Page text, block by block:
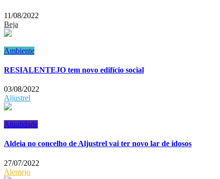
11/08/2022
Beja
Ambiente
RESIALENTEJO tem novo edifício social
03/08/2022
Aljustrel
Atualidade
Aldeia no concelho de Aljustrel vai ter novo lar de idosos
27/07/2022
Alentejo